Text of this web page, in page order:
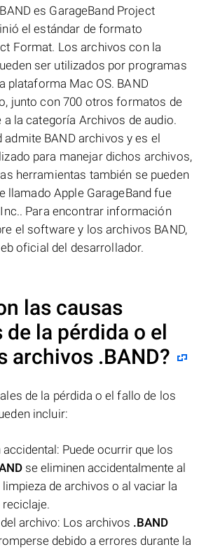
es GarageBand Project
el estándar de formato
Format. Los archivos con la
ser utilizados por programas
plataforma Mac OS. BAND
junto con 700 otros formatos de
a la categoría Archivos de audio.
admite BAND archivos y es el
para manejar dichos archivos,
herramientas también se pueden
llamado Apple GarageBand fue
Para encontrar información
el software y los archivos BAND,
oficial del desarrollador.
las causas
la pérdida o el
archivos .BAND?
de la pérdida o el fallo de los
incluir:
Puede ocurrir que los
se eliminen accidentalmente al
limpieza de archivos o al vaciar la
reciclaje.
archivo: Los archivos .BAND
debido a errores durante la